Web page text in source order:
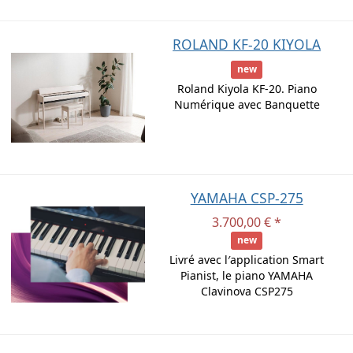
ROLAND KF-20 KIYOLA
new
Roland Kiyola KF-20. Piano
Numérique avec Banquette
YAMAHA CSP-275
3.700,00 € *
new
Livré avec l′application Smart
Pianist, le piano YAMAHA
Clavinova CSP275